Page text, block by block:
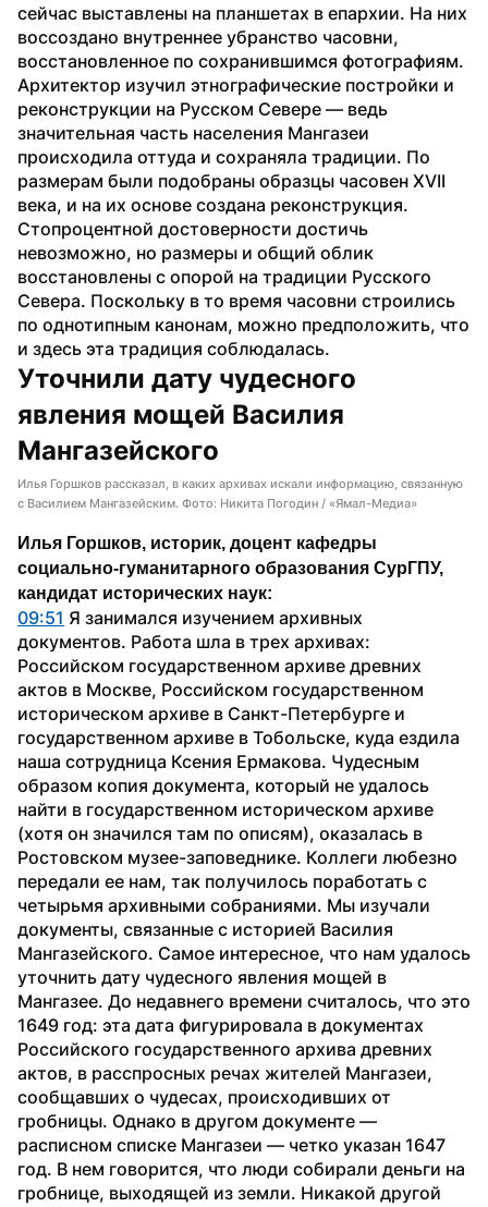
сейчас выставлены на планшетах в епархии. На них
воссоздано внутреннее убранство часовни,
восстановленное по сохранившимся фотографиям.
Архитектор изучил этнографические постройки и
реконструкции на Русском Севере — ведь
значительная часть населения Мангазеи
происходила оттуда и сохраняла традиции. По
размерам были подобраны образцы часовен XVII
века, и на их основе создана реконструкция.
Стопроцентной достоверности достичь
невозможно, но размеры и общий облик
восстановлены с опорой на традиции Русского
Севера. Поскольку в то время часовни строились
по однотипным канонам, можно предположить, что
и здесь эта традиция соблюдалась.
Уточнили дату чудесного
явления мощей Василия
Мангазейского
Илья Горшков рассказал, в каких архивах искали информацию, связанную
с Василием Мангазейским. Фото: Никита Погодин / «Ямал-Медиа»
Илья Горшков, историк, доцент кафедры
социально-гуманитарного образования СурГПУ,
кандидат исторических наук:
09:51 Я занимался изучением архивных
документов. Работа шла в трех архивах:
Российском государственном архиве древних
актов в Москве, Российском государственном
историческом архиве в Санкт-Петербурге и
государственном архиве в Тобольске, куда ездила
наша сотрудница Ксения Ермакова. Чудесным
образом копия документа, который не удалось
найти в государственном историческом архиве
(хотя он значился там по описям), оказалась в
Ростовском музее-заповеднике. Коллеги любезно
передали ее нам, так получилось поработать с
четырьмя архивными собраниями. Мы изучали
документы, связанные с историей Василия
Мангазейского. Самое интересное, что нам удалось
уточнить дату чудесного явления мощей в
Мангазее. До недавнего времени считалось, что это
1649 год: эта дата фигурировала в документах
Российского государственного архива древних
актов, в расспросных речах жителей Мангазеи,
сообщавших о чудесах, происходивших от
гробницы. Однако в другом документе —
расписном списке Мангазеи — четко указан 1647
год. В нем говорится, что люди собирали деньги на
гробнице, выходящей из земли. Никакой другой